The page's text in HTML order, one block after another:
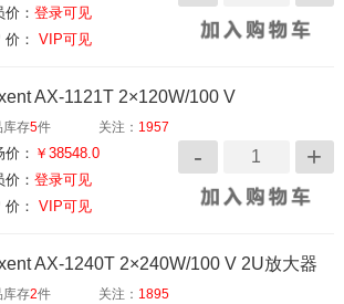
价：登录可见
： VIP可见
AX-1121T 2×120W/100 V
库存5件 关注： 1957
价： ￥38548.0
价：登录可见
： VIP可见
AX-1240T 2×240W/100 V 2U放大器
库存2件 关注： 1895